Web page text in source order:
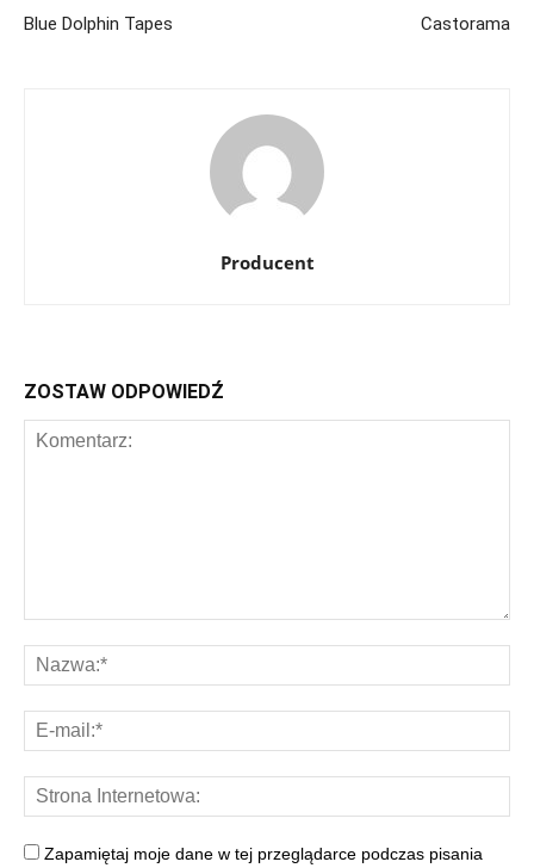
Blue Dolphin Tapes Castorama
Producent
ZOSTAW ODPOWIEDŹ
Zapamiętaj moje dane w tej przeglądarce podczas pisania